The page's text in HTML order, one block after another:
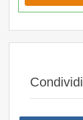
Condividi